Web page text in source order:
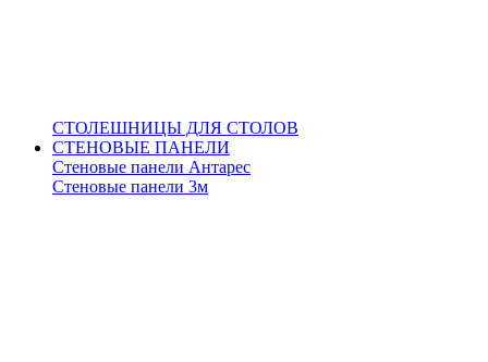
СТОЛЕШНИЦЫ ДЛЯ СТОЛОВ
СТЕНОВЫЕ ПАНЕЛИ
Стеновые панели Антарес
Стеновые панели 3м